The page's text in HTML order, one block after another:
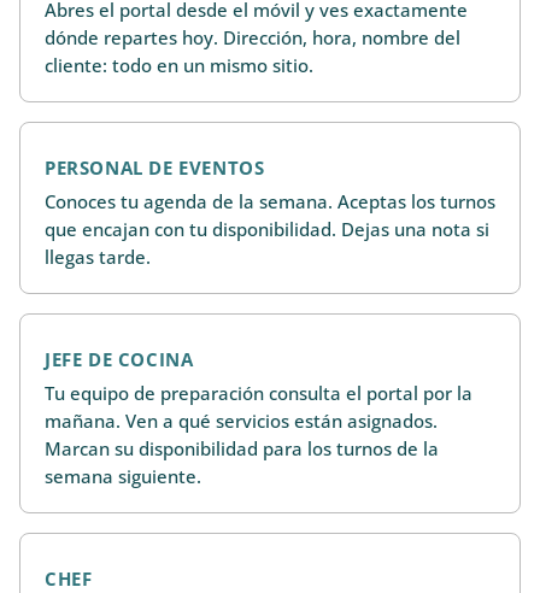
Abres el portal desde el móvil y ves exactamente
dónde repartes hoy. Dirección, hora, nombre del
cliente: todo en un mismo sitio.
PERSONAL DE EVENTOS
Conoces tu agenda de la semana. Aceptas los turnos
que encajan con tu disponibilidad. Dejas una nota si
llegas tarde.
JEFE DE COCINA
Tu equipo de preparación consulta el portal por la
mañana. Ven a qué servicios están asignados.
Marcan su disponibilidad para los turnos de la
semana siguiente.
CHEF